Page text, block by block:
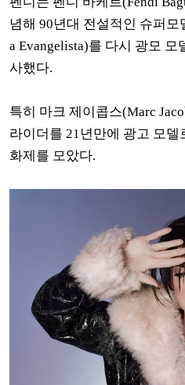
념해 90년대 전설적인 슈퍼
a Evangelista)를 다시 광모
사했다.
특히 마크 제이콥스(Marc
라이더를 21년만에 광고 모
화제를 모았다.